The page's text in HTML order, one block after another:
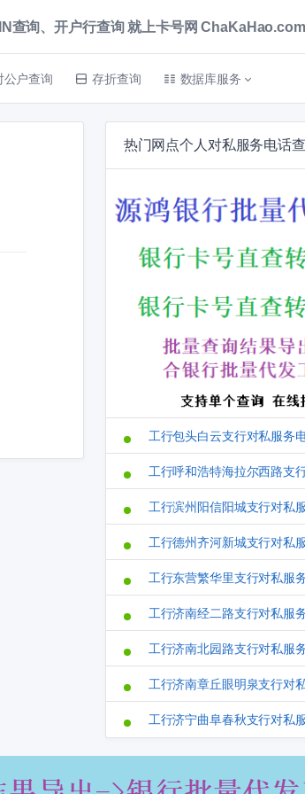
查询、开户行查询 就上卡号网 ChaKaHao.com
公户查询 存折查询 数据库服务
热门网点个人对私服务电话
工行包头白云支行对私服务
工行滨州阳信阳城支行对私
工行德州齐河新城支行对私
工行东营繁华里支行对私服
工行济南经二路支行对私服
工行济南北园路支行对私服
工行济南章丘眼明泉支行对
工行济宁曲阜春秋支行对私